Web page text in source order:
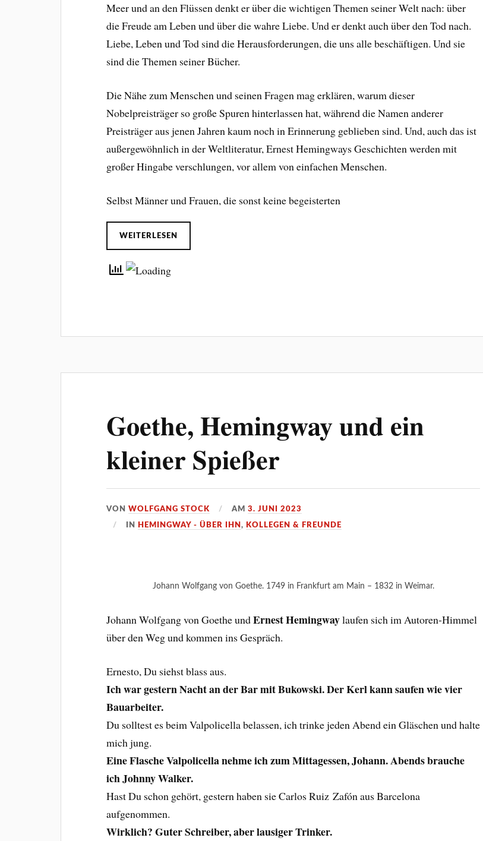
Meer und an den Flüssen denkt er über die wichtigen Themen seiner Welt nach: über
die Freude am Leben und über die wahre Liebe. Und er denkt auch über den Tod nach.
Liebe, Leben und Tod sind die Herausforderungen, die uns alle beschäftigen. Und sie
sind die Themen seiner Bücher.
Die Nähe zum Menschen und seinen Fragen mag erklären, warum dieser
Nobelpreisträger so große Spuren hinterlassen hat, während die Namen anderer
Preisträger aus jenen Jahren kaum noch in Erinnerung geblieben sind. Und, auch das ist
außergewöhnlich in der Weltliteratur, Ernest Hemingways Geschichten werden mit
großer Hingabe verschlungen, vor allem von einfachen Menschen.
Selbst Männer und Frauen, die sonst keine begeisterten
WEITERLESEN
Goethe, Hemingway und ein
kleiner Spießer
VONWOLFGANG STOCK AM3. JUNI 2023
IN HEMINGWAY - ÜBER IHN, KOLLEGEN & FREUNDE
Johann Wolfgang von Goethe. 1749 in Frankfurt am Main – 1832 in Weimar.
Johann Wolfgang von Goethe undErnest Hemingwaylaufen sich im Autoren-Himmel
über den Weg und kommen ins Gespräch.
Ernesto, Du siehst blass aus.
Ich war gestern Nacht an der Bar mit Bukowski. Der Kerl kann saufen wie vier
Bauarbeiter.
Du solltest es beim Valpolicella belassen, ich trinke jeden Abend ein Gläschen und halte
mich jung.
Eine Flasche Valpolicella nehme ich zum Mittagessen, Johann. Abends brauche
ich Johnny Walker.
Hast Du schon gehört, gestern haben sie Carlos Ruiz Zafón aus Barcelona
aufgenommen.
Wirklich? Guter Schreiber, aber lausiger Trinker.